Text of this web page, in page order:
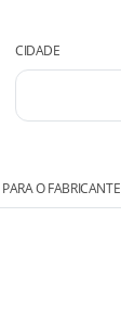
CIDADE
O FABRICANTE